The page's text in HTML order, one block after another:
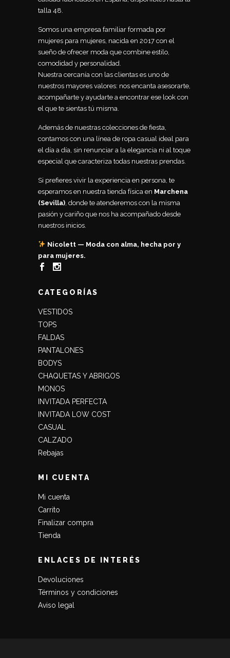
talla 48.
Somos una empresa familiar formada por
mujeres para mujeres, nacida en 2017 con el
sueño de ofrecer moda que combine estilo,
comodidad y personalidad.
Nuestra cercanía con las clientas es uno de
nuestros mayores valores: nos encanta asesorarte,
acompañarte y ayudarte a encontrar ese look con
el que te sientas tú misma.
Además de nuestras colecciones de fiesta,
contamos con una línea de ropa casual ideal para
el día a día, sin renunciar a la elegancia ni al toque
especial que caracteriza todas nuestras prendas.
Si prefieres vivir la experiencia en persona, te
esperamos en nuestra tienda física en Marchena
(Sevilla) , donde te atenderemos con la misma
pasión y cariño que nos ha acompañado desde
nuestros inicios.
Nicolett — Moda con alma, hecha por y
para mujeres.
CATEGORÍAS
VESTIDOS
TOPS
FALDAS
PANTALONES
BODYS
CHAQUETAS Y ABRIGOS
MONOS
INVITADA PERFECTA
INVITADA LOW COST
CASUAL
CALZADO
Rebajas
MI CUENTA
Mi cuenta
Carrito
Finalizar compra
Tienda
ENLACES DE INTERÉS
Devoluciones
Términos y condiciones
Aviso legal